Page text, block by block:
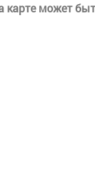
карте может